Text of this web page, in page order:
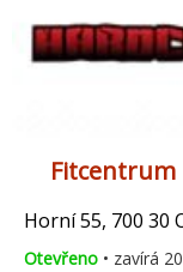
Fitcentrum
Horní 55, 700 30
Otevřeno • zavírá